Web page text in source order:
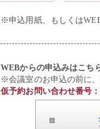
※申込用紙、もしくは
WEBからの申込みはこち
※会議室のお申込の前に
仮予約お問い合わせ番号